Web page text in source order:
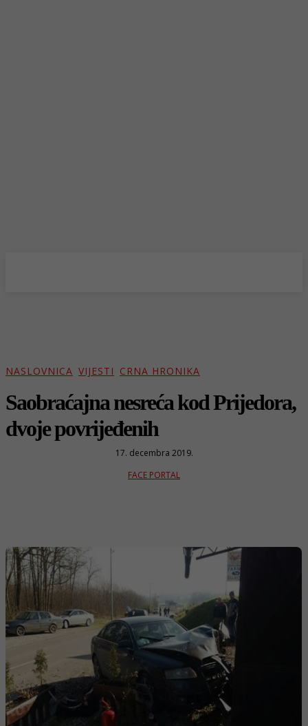
NASLOVNICA VIJESTI CRNA HRONIKA
Saobraćajna nesreća kod Prijedora,
dvoje povrijeđenih
17. decembra 2019.
FACE PORTAL